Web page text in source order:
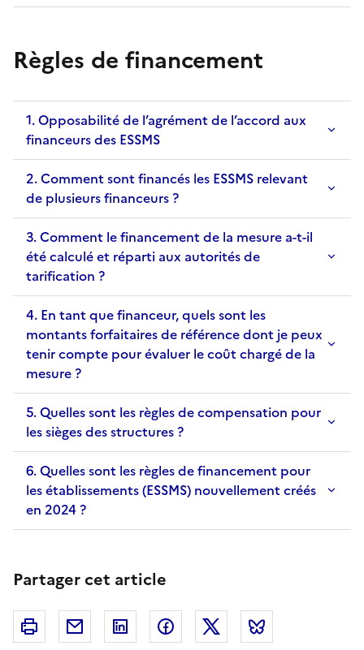
Règles de financement
1. Opposabilité de l’agrément de l’accord aux
financeurs des ESSMS
2. Comment sont financés les ESSMS relevant
de plusieurs financeurs ?
3. Comment le financement de la mesure a-t-il
été calculé et réparti aux autorités de
tarification ?
4. En tant que financeur, quels sont les
montants forfaitaires de référence dont je peux
tenir compte pour évaluer le coût chargé de la
mesure ?
5. Quelles sont les règles de compensation pour
les sièges des structures ?
6. Quelles sont les règles de financement pour
les établissements (ESSMS) nouvellement créés
en 2024 ?
Partager cet article
Imprimer Courriel Linkedin FacebookTwitter